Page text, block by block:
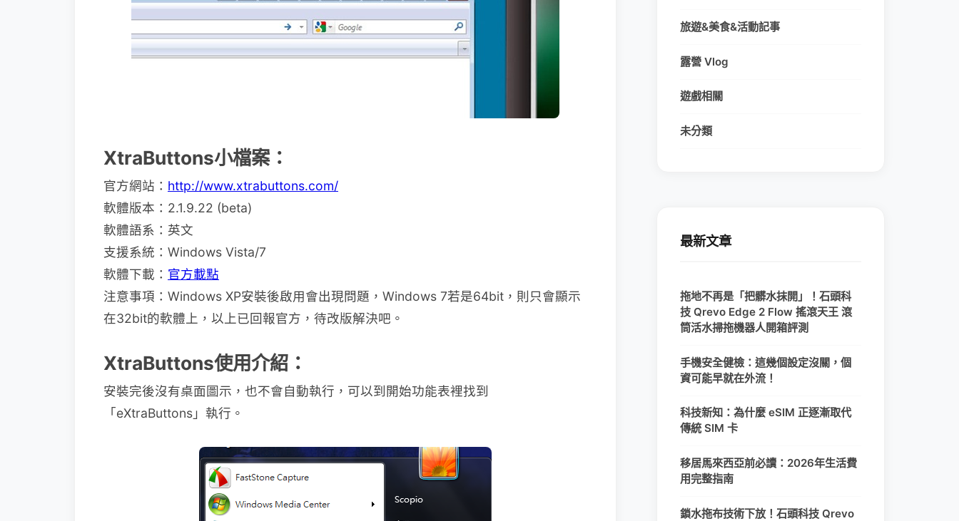
XtraButtons小檔案：
官方網站： http://www.xtrabuttons.com/
軟體版本：2.1.9.22 (beta)
軟體語系：英文
支援系統：Windows Vista/7
軟體下載： 官方載點
注意事項：Windows XP安裝後啟用會出現問題，Windows 7若是64bit，則只會顯示
在32bit的軟體上，以上已回報官方，待改版解決吧。
XtraButtons使用介紹：
安裝完後沒有桌面圖示，也不會自動執行，可以到開始功能表裡找到
「eXtraButtons」執行。
旅遊&美食&活動記事
露營 Vlog
遊戲相關
未分類
最新文章
拖地不再是「把髒水抹開」！石頭科
技 Qrevo Edge 2 Flow 搖滾天王 滾
筒活水掃拖機器人開箱評測
手機安全健檢：這幾個設定沒關，個
資可能早就在外流！
科技新知：為什麼 eSIM 正逐漸取代
傳統 SIM 卡
移居馬來西亞前必讀：2026年生活費
用完整指南
鎖水拖布技術下放！石頭科技 Qrevo